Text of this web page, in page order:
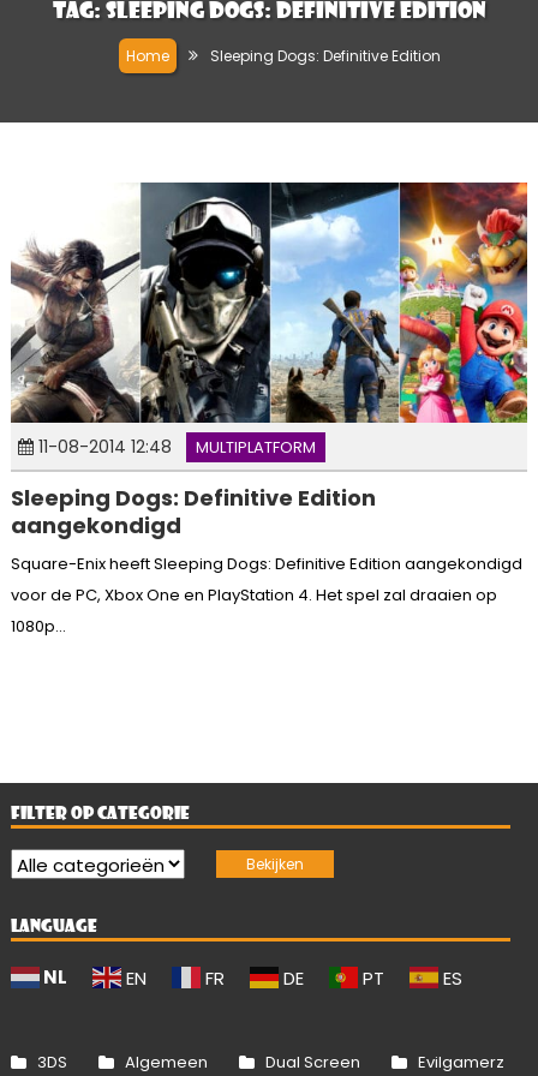
Tag: Sleeping Dogs: Definitive Edition
Home Sleeping Dogs: Definitive Edition
11-08-2014 12:48 MULTIPLATFORM
Sleeping Dogs: Definitive Edition
aangekondigd
Square-Enix heeft Sleeping Dogs: Definitive Edition aangekondigd
voor de PC, Xbox One en PlayStation 4. Het spel zal draaien op
1080p...
FILTER OP CATEGORIE
LANGUAGE
NL EN FR DE PT ES
3DS Algemeen Dual Screen Evilgamerz